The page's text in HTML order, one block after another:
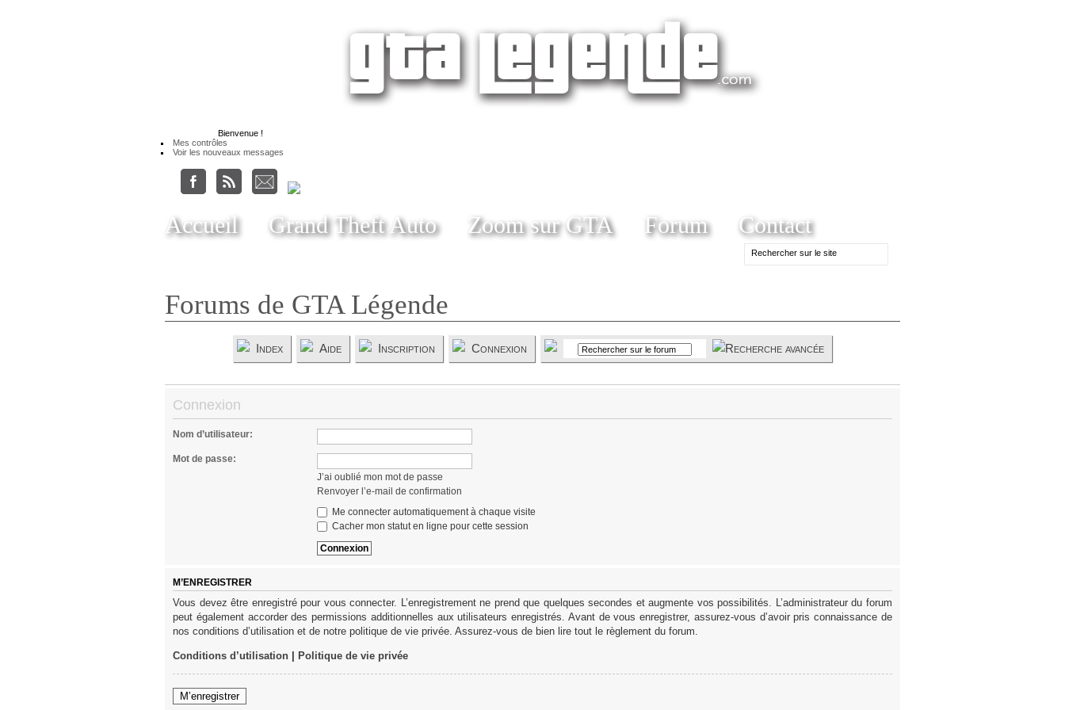
Bienvenue !
Mes contrôles
Voir les nouveaux messages
Accueil Grand Theft Auto Zoom sur GTA Forum Contact
Forums de GTA Légende
Index Aide Inscription Connexion
Connexion
Nom d’utilisateur:
Mot de passe:
J’ai oublié mon mot de passe
Renvoyer l’e-mail de confirmation
Me connecter automatiquement à chaque visite
Cacher mon statut en ligne pour cette session
M’ENREGISTRER
Vous devez être enregistré pour vous connecter. L’enregistrement ne prend que quelques secondes et augmente vos possibilités. L’administrateur du forum
peut également accorder des permissions additionnelles aux utilisateurs enregistrés. Avant de vous enregistrer, assurez-vous d’avoir pris connaissance de
nos conditions d’utilisation et de notre politique de vie privée. Assurez-vous de bien lire tout le règlement du forum.
Conditions d’utilisation Politique de vie privée
M’enregistrer